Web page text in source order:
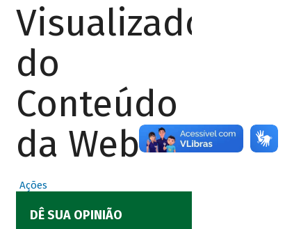
Visualizador
do
Conteúdo
da Web
Ações
DÊ SUA OPINIÃO